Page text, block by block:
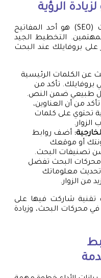
الرؤية
تحسين بروفايلك لمحركات البحث (SEO) هو أحد المفاتيح
التخطيط الجيد
بروفايلك عند البحث
عن الكلمات الرئيسية
بروفايلك. تأكد من
طبيعي ضمن النص.
تأكد من أن العناوين،
تحتوي على كلمات
أضف روابط
أو موقعك
تصنيفات البحث.
محركات البحث تفضل
تحديث معلوماتك
من الزوار.
تقنية شاركت فيها على
محركات البحث، وزيادة